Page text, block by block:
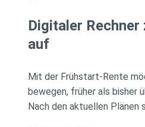
Digitaler
auf
Mit der Frühstart-Rente
bewegen, früher als bisher
Nach den aktuellen Plänen